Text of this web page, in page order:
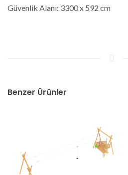
Güvenlik Alanı: 3300 x 592 cm
Benzer Ürünler